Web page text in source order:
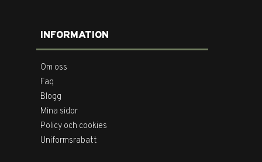
INFORMATION
Om oss
Faq
Blogg
Mina sidor
Policy och cookies
Uniformsrabatt